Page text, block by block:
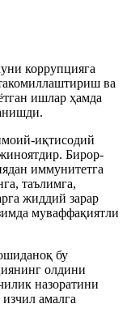
коррупцияга
ва
ишлар ҳамда
иқтисодий
Бирор-
иммунитетга
таълимга,
жиддий зарар
муваффақиятли
бу
олдини
назоратини
амалга